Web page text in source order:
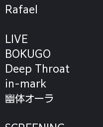
Rafael
LIVE
BOKUGO
Deep Throat
in-mark
幽体オーラ